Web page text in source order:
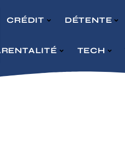
CRÉDIT DÉTENTE
TECH